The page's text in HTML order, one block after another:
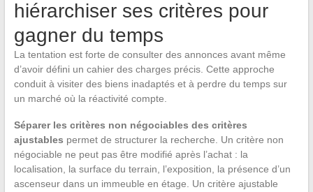
hiérarchiser ses critères pour
gagner du temps
La tentation est forte de consulter des annonces avant même
d’avoir défini un cahier des charges précis. Cette approche
conduit à visiter des biens inadaptés et à perdre du temps sur
un marché où la réactivité compte.
Séparer les critères non négociables des critères
ajustables permet de structurer la recherche. Un critère non
négociable ne peut pas être modifié après l’achat : la
localisation, la surface du terrain, l’exposition, la présence d’un
ascenseur dans un immeuble en étage. Un critère ajustable